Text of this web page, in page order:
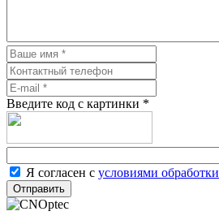
Введите код с картинки *
Я согласен с условиями обработки
Отправить